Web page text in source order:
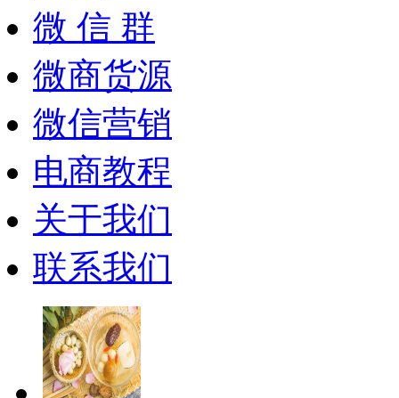
微 信 群
微商货源
微信营销
电商教程
关于我们
联系我们